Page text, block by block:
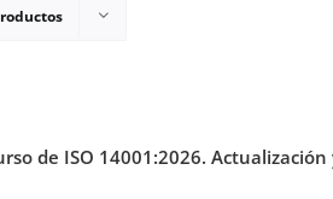
de ISO 14001:2026.